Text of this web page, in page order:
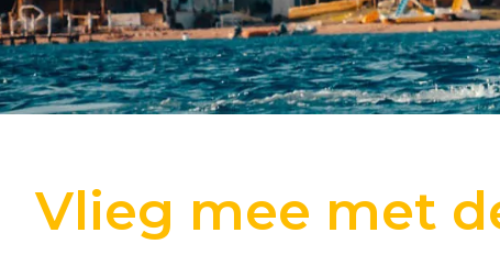
Vlieg mee met